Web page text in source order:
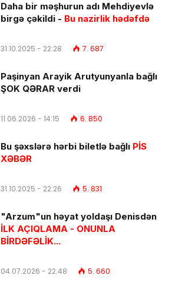
Daha bir məşhurun adı Mehdiyevlə
birgə çəkildi - Bu nazirlik hədəfdə
31.10.2025 - 22:28 7. 687
Paşinyan Arayik Arutyunyanla bağlı
ŞOK QƏRAR verdi
11.06.2026 - 14:15 6. 850
Bu şəxslərə hərbi biletlə bağlı PİS
XƏBƏR
31.10.2025 - 22:26 5. 831
"Arzum"un həyat yoldaşı Denisdən
İLK AÇIQLAMA - ONUNLA
BİRDƏFƏLİK...
04.07.2026 - 22:48 5. 660